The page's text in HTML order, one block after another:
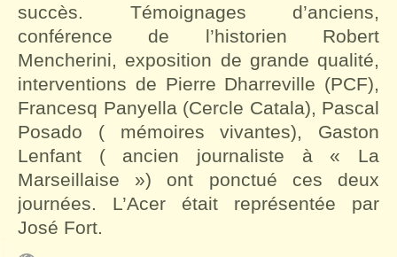
succès. Témoignages d’anciens,
conférence de l’historien Robert
Mencherini, exposition de grande qualité,
interventions de Pierre Dharreville (PCF),
Francesq Panyella (Cercle Catala), Pascal
Posado ( mémoires vivantes), Gaston
Lenfant ( ancien journaliste à « La
Marseillaise ») ont ponctué ces deux
journées. L’Acer était représentée par
José Fort.